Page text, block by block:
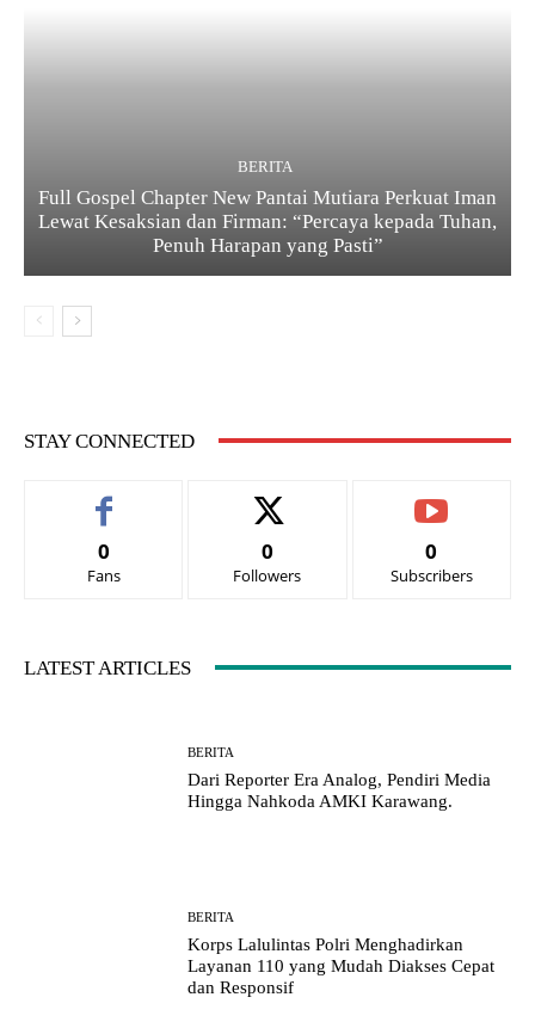
BERITA
Full Gospel Chapter New Pantai Mutiara Perkuat Iman
Lewat Kesaksian dan Firman: “Percaya kepada Tuhan,
Penuh Harapan yang Pasti”
STAY CONNECTED
0
Fans
0
Followers
0
Subscribers
LATEST ARTICLES
BERITA
Dari Reporter Era Analog, Pendiri Media
Hingga Nahkoda AMKI Karawang.
BERITA
Korps Lalulintas Polri Menghadirkan
Layanan 110 yang Mudah Diakses Cepat
dan Responsif